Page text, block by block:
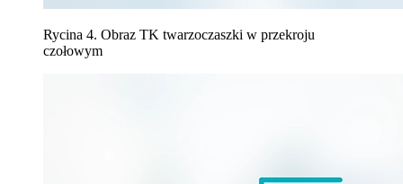
Rycina 4. Obraz TK twarzoczaszki w przekroju
czołowym